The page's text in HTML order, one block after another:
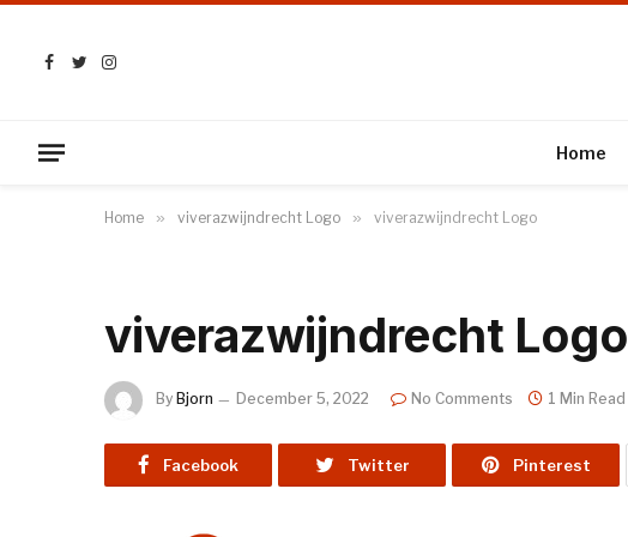
Facebook
TwitterInstagram
Home
Home » viverazwijndrecht Logo » viverazwijndrecht Logo
viverazwijndrecht Logo
By Bjorn December 5, 2022 No Comments 1 Min Read
Facebook Twitter Pinterest